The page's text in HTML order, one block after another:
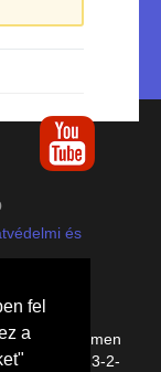
fel
a
és
Kelemen
27109023-2-